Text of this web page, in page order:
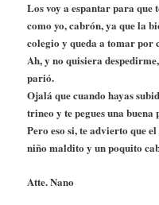
Los voy a espantar para que
como yo, cabrón, ya que la
colegio y queda a tomar por
Ah, y no quisiera
parió.
Ojalá que cuando hayas
trineo y te pegues una
Pero eso si, te advierto que
niño maldito y un poquito
Atte. Nano